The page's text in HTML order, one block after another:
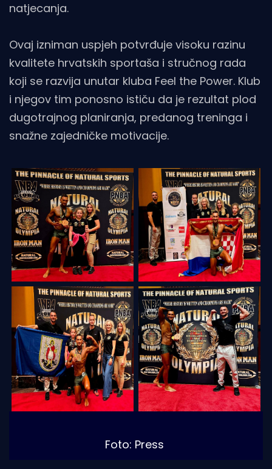
natjecanja.
Ovaj izniman uspjeh potvrđuje visoku razinu
kvalitete hrvatskih sportaša i stručnog rada
koji se razvija unutar kluba Feel the Power. Klub
i njegov tim ponosno ističu da je rezultat plod
dugotrajnog planiranja, predanog treninga i
snažne zajedničke motivacije.
Foto: Press